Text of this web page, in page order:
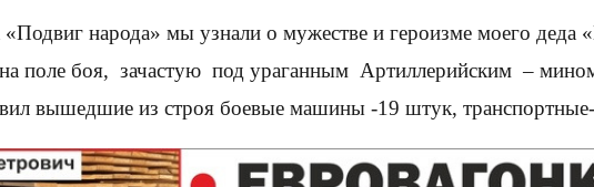
«Подвиг народа» мы узнали о мужестве и героизме моего
поле боя, зачастую под ураганным Артиллерийским –
вышедшие из строя боевые машины -19 штук,